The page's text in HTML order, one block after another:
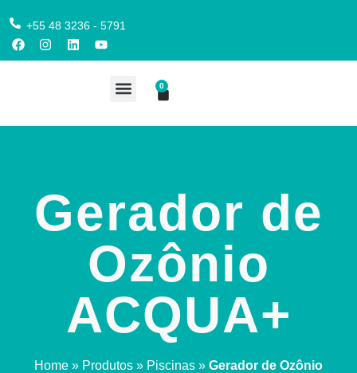
+55 48 3236 - 5791
0
Gerador de
Ozônio
ACQUA+
Home » Produtos » Piscinas » Gerador de Ozônio